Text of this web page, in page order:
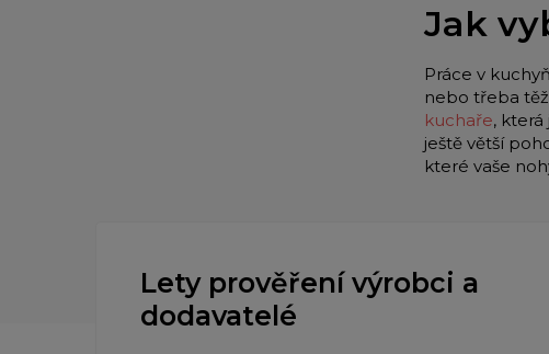
Jak
Práce v
nebo třeba
kuchaře,
ještě větší
které vaše
Lety prověření výrobci a
dodavatelé